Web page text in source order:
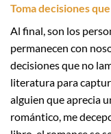
Toma decisiones
Al final, son los
permanecen con
decisiones que no
literatura para
alguien que aprecia
romántico, me